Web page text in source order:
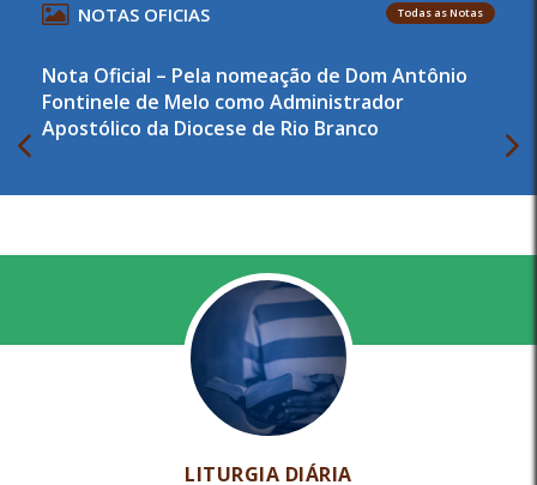
NOTAS OFICIAS Todas as Notas
Nota Oficial – Pela nomeação de Dom Antônio
Fontinele de Melo como Administrador
Apostólico da Diocese de Rio Branco
LITURGIA DIÁRIA